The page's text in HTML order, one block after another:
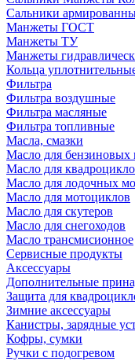
Сальники
Манжеты ГОСТ
Манжеты ТУ
Манжеты
Кольца
Фильтра
Фильтра воздушные
Фильтра масляные
Фильтра топливные
Масла, смазки
Масло для бензиновых
Масло для
Масло для лодочных
Масло для мотоциклов
Масло для скутеров
Масло для снегоходов
Масло трансмисионное
Сервисные продукты
Аксессуары
Дополнительные
Защита для
Зимние аксессуары
Канистры, зарядные
Кофры, сумки
Ручки с подогревом